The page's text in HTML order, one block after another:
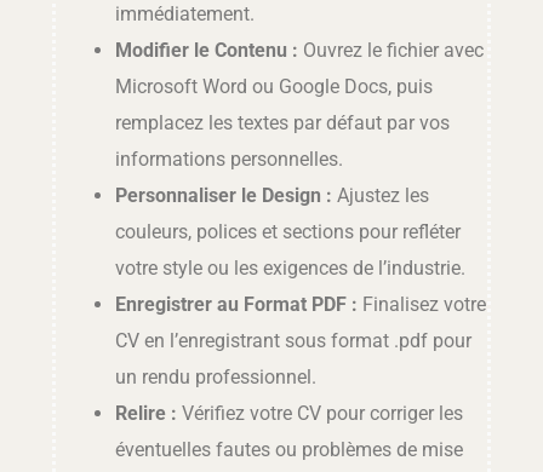
immédiatement.
Modifier le Contenu : Ouvrez le fichier avec
Microsoft Word ou Google Docs, puis
remplacez les textes par défaut par vos
informations personnelles.
Personnaliser le Design : Ajustez les
couleurs, polices et sections pour refléter
votre style ou les exigences de l’industrie.
Enregistrer au Format PDF : Finalisez votre
CV en l’enregistrant sous format .pdf pour
un rendu professionnel.
Relire : Vérifiez votre CV pour corriger les
éventuelles fautes ou problèmes de mise